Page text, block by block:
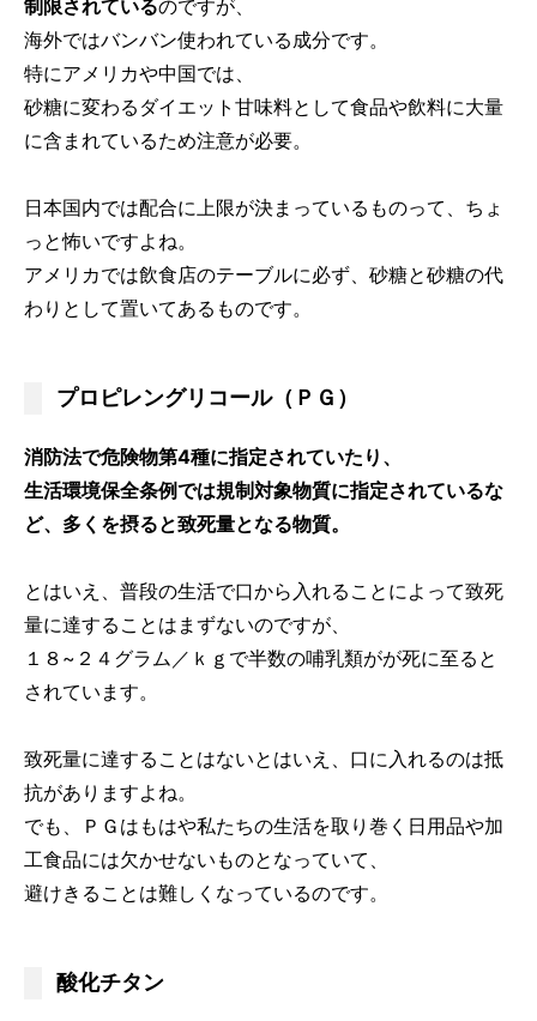
制限されているのですが、
海外ではバンバン使われている成分です。
特にアメリカや中国では、
砂糖に変わるダイエット甘味料として食品や飲料に大量
に含まれているため注意が必要。
日本国内では配合に上限が決まっているものって、ちょ
っと怖いですよね。
アメリカでは飲食店のテーブルに必ず、砂糖と砂糖の代
わりとして置いてあるものです。
プロピレングリコール（ＰＧ）
消防法で危険物第4種に指定されていたり、
生活環境保全条例では規制対象物質に指定されているな
ど、多くを摂ると致死量となる物質。
とはいえ、普段の生活で口から入れることによって致死
量に達することはまずないのですが、
１８~２４グラム／ｋｇで半数の哺乳類がが死に至ると
されています。
致死量に達することはないとはいえ、口に入れるのは抵
抗がありますよね。
でも、ＰＧはもはや私たちの生活を取り巻く日用品や加
工食品には欠かせないものとなっていて、
避けきることは難しくなっているのです。
酸化チタン